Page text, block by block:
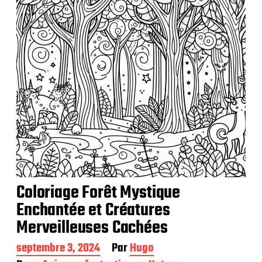
Coloriage Forêt Mystique
Enchantée et Créatures
Merveilleuses Cachées
D
septembre 3, 2024 ParHugo